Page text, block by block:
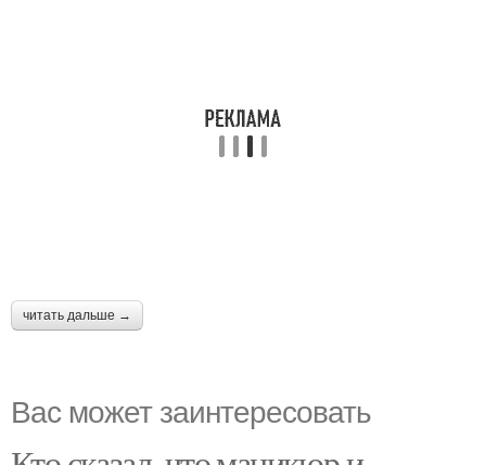
читать дальше →
Вас может заинтересовать